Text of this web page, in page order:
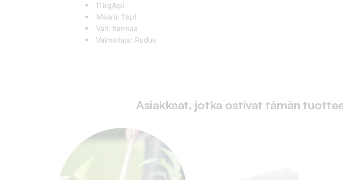
11 kg/kpl
Määrä: 1 kpl
Väri: harmaa
Valmistaja: Rudus
Asiakkaat, jotka ostivat tämän